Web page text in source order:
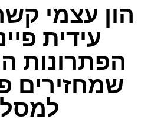
הון עצמי
עידית
הפתרונות
שמחזירים